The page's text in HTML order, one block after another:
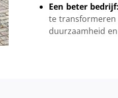
Een beter bedrijf:
te transformeren
duurzaamheid